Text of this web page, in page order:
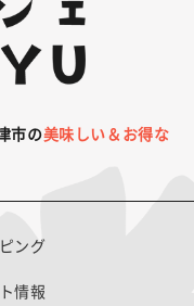
市の美味しい＆お得な
ング
情報